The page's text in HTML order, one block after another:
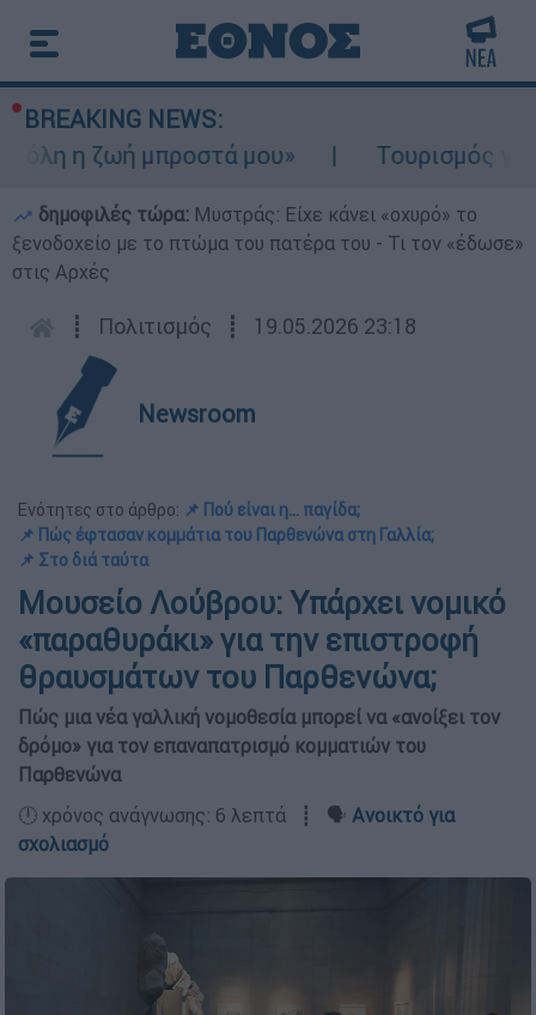
BREAKING NEWS:
ζωή μπροστά μου»
Τουρισμός για
δημοφιλές τώρα: Μυστράς: Είχε κάνει «οχυρό» το
ξενοδοχείο με το πτώμα του πατέρα του - Τι τον «έδωσε»
στις Αρχές
┋ Πολιτισμός ┋ 19.05.2026 23:18
Newsroom
Ενότητες στο άρθρο: 📌 Πού είναι η... παγίδα;
📌 Πώς έφτασαν κομμάτια του Παρθενώνα στη Γαλλία;
📌 Στο διά ταύτα
Μουσείο Λούβρου: Υπάρχει νομικό
«παραθυράκι» για την επιστροφή
θραυσμάτων του Παρθενώνα;
Πώς μια νέα γαλλική νομοθεσία μπορεί να «ανοίξει τον
δρόμο» για τον επαναπατρισμό κομματιών του
Παρθενώνα
🕛 χρόνος ανάγνωσης: 6 λεπτά ┋ 🗣️ Ανοικτό για
σχολιασμό